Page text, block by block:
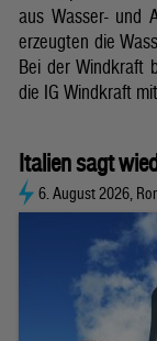
aus Wasser- und
erzeugten die
Bei der Windkraft
die IG Windkraft
Italien sagt
6. August 2026,